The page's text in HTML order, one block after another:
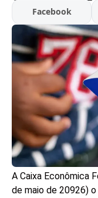
Facebook
A Caixa Econômica
de maio de 20926)